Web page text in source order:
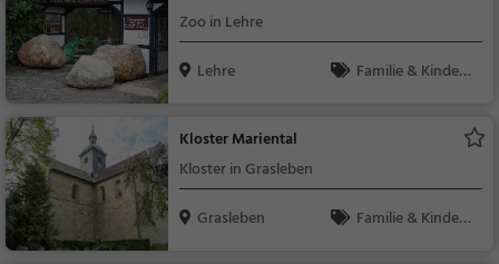
Zoo in Lehre
Lehre
Familie & Kinder,
Kloster Mariental
Kloster in Grasleben
Grasleben
Familie & Kinder,